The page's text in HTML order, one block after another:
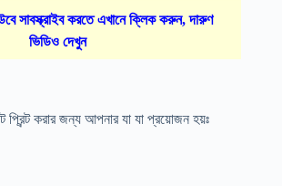
সাবস্ক্রাইব করতে এখানে ক্লিক করুন, দারুণ
ভিডিও দেখুন
প্রিন্ট করার জন্য আপনার যা যা প্রয়োজন হয়ঃ